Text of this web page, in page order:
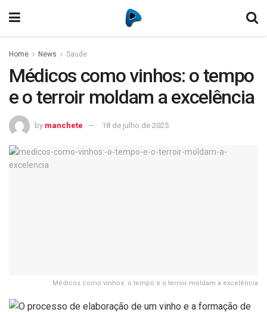
Home News Saude
Médicos como vinhos: o tempo
e o terroir moldam a excelência
by manchete 18 de julho de 2025
Médicos como vinhos: o tempo e o terroir moldam a excelência